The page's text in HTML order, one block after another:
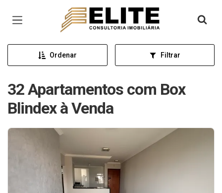
Página inicial
Ordenar Filtrar
32 Apartamentos com Box
Blindex à Venda